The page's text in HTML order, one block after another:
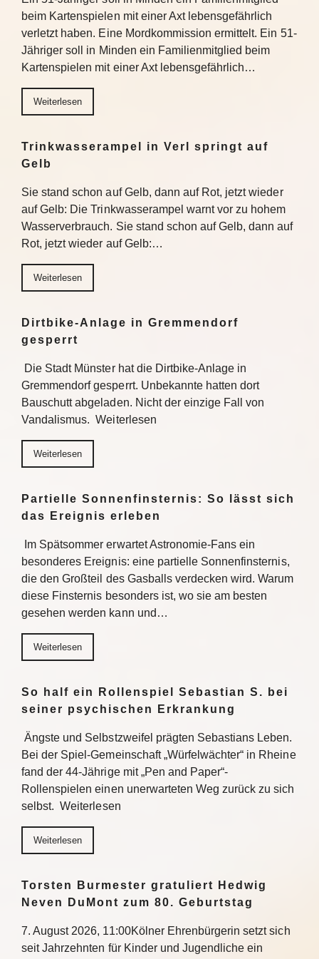
beim Kartenspielen mit einer Axt lebensgefährlich
verletzt haben. Eine Mordkommission ermittelt. Ein 51-
Jähriger soll in Minden ein Familienmitglied beim
Kartenspielen mit einer Axt lebensgefährlich…
Weiterlesen
Trinkwasserampel in Verl springt auf
Gelb
Sie stand schon auf Gelb, dann auf Rot, jetzt wieder
auf Gelb: Die Trinkwasserampel warnt vor zu hohem
Wasserverbrauch. Sie stand schon auf Gelb, dann auf
Rot, jetzt wieder auf Gelb:…
Weiterlesen
Dirtbike-Anlage in Gremmendorf
gesperrt
Die Stadt Münster hat die Dirtbike-Anlage in
Gremmendorf gesperrt. Unbekannte hatten dort
Bauschutt abgeladen. Nicht der einzige Fall von
Vandalismus. Weiterlesen
Weiterlesen
Partielle Sonnenfinsternis: So lässt sich
das Ereignis erleben
Im Spätsommer erwartet Astronomie-Fans ein
besonderes Ereignis: eine partielle Sonnenfinsternis,
die den Großteil des Gasballs verdecken wird. Warum
diese Finsternis besonders ist, wo sie am besten
gesehen werden kann und…
Weiterlesen
So half ein Rollenspiel Sebastian S. bei
seiner psychischen Erkrankung
Ängste und Selbstzweifel prägten Sebastians Leben.
Bei der Spiel-Gemeinschaft „Würfelwächter“ in Rheine
fand der 44-Jährige mit „Pen and Paper“-
Rollenspielen einen unerwarteten Weg zurück zu sich
selbst. Weiterlesen
Weiterlesen
Torsten Burmester gratuliert Hedwig
Neven DuMont zum 80. Geburtstag
7. August 2026, 11:00Kölner Ehrenbürgerin setzt sich
seit Jahrzehnten für Kinder und Jugendliche ein